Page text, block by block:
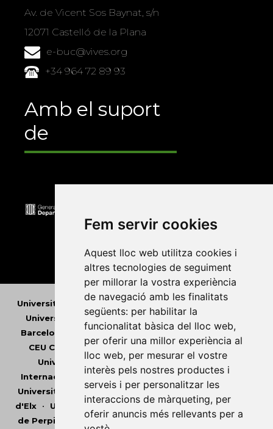
Fem servir cookies
Aquest lloc web utilitza cookies i
altres tecnologies de seguiment
per millorar la vostra experiència
de navegació amb les finalitats
següents: per habilitar la
funcionalitat bàsica del lloc web,
per oferir una millor experiència al
lloc web, per mesurar el vostre
interès pels nostres productes i
serveis i per personalitzar les
interaccions de màrqueting, per
oferir anuncis més rellevants per a
Av. de Vicent Sos Baynat, s/n
12071 Castelló de la Plana
e-buc@vives.org
+34 964 72 89 93
Amb el suport
de
Universitat Abat Oliba CEU•Universitat d'Alacant
Universitat d'Andorra•Universitat Autònoma de
Barcelona
Universitat de Barcelona•Universitat
CEU Cardenal Herrera•Universitat de Girona •
Universitat de les Illes Balears•
Universitat
Internacional de Catalunya•Universitat Jaume I
Universitat de Lleida• Universitat Miguel Hernández
d'Elx• Universitat Oberta de Catalunya•Universitat
de Perpinyà Via Domitia•Universitat Politècnica de